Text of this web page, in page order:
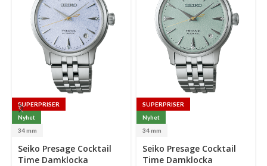
SUPERPRISER
Nyhet
34 mm
Select
options
Seiko Presage Cocktail
Time Damklocka
SUPERPRISER
Nyhet
34 mm
Select
options
Seiko Presage Cocktail
Time Damklocka